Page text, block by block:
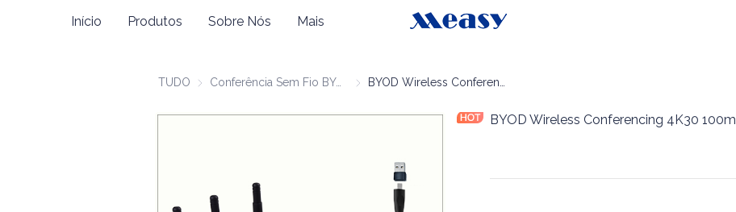
Início Produtos Sobre Nós Mais
TUDO Conferência Sem Fio BYOM Conferência Sem Fio BYOM
BYOD Wireless Conferencing 4K30 100m